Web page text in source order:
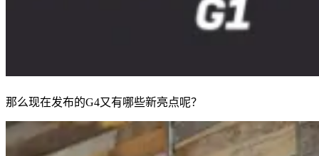
那么现在发布的G4又有哪些新亮点呢？